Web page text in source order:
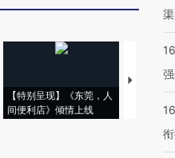
【特别呈现】《东莞，人
间便利店》倾情上线
【推广】
会，让数